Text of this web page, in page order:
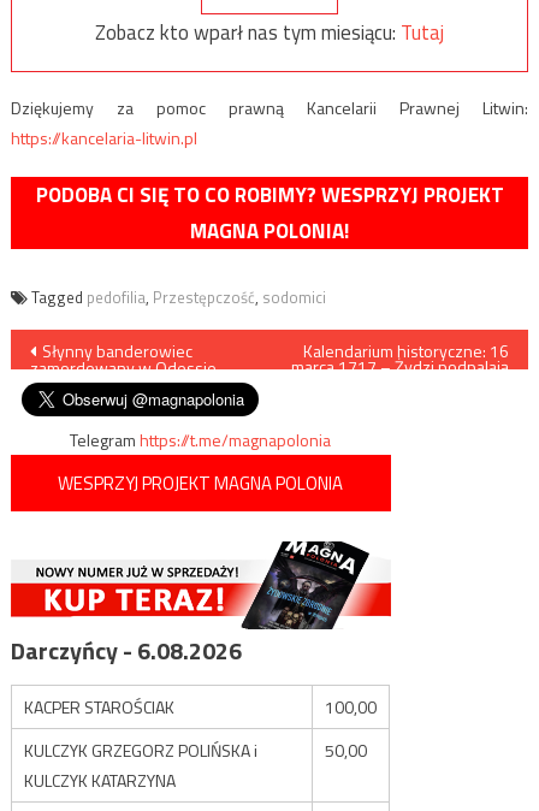
Zobacz kto wparł nas tym miesiącu: Tutaj
Dziękujemy za pomoc prawną Kancelarii Prawnej Litwin:
https://kancelaria-litwin.pl
PODOBA CI SIĘ TO CO ROBIMY? WESPRZYJ PROJEKT
MAGNA POLONIA!
Tagged pedofilia, Przestępczość, sodomici
Nawigacja
wpisu
Słynny banderowiec
zamordowany w Odessie
Kalendarium historyczne: 16
marca 1717 – Żydzi podpalają
Telegramhttps://t.me/magnapolonia
WESPRZYJ PROJEKT MAGNA POLONIA
Darczyńcy - 6.08.2026
KACPER STAROŚCIAK
100,00
KULCZYK GRZEGORZ POLIŃSKA i
KULCZYK KATARZYNA
50,00